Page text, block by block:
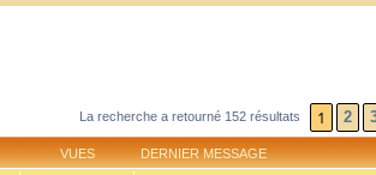
La recherche a retourné 152 résultats 1 2
VUES DERNIER MESSAGE